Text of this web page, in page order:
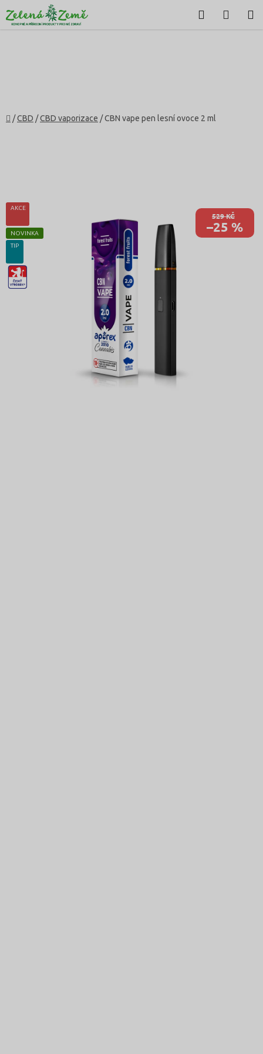
na
Hledat
Domů
/CBD /CBD vaporizace /CBN vape pen lesní ovoce 2 ml
AKCE
NOVINKA
TIP
CZ-
VYROBEK
529 KČ
–25 %